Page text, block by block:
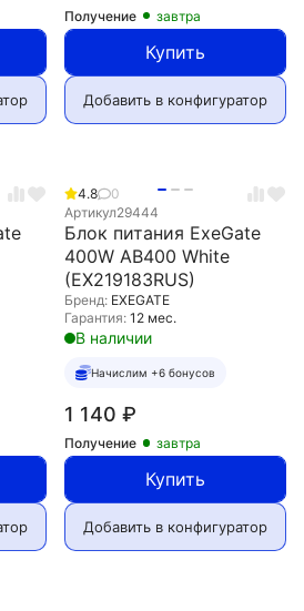
Получение завтра
Купить
Добавить в конфигуратор
4.8
0
Артикул29444
Блок питания ExeGate
400W AB400 White
(EX219183RUS)
Бренд: EXEGATE
Гарантия: 12 мес.
В наличии
Начислим +6 бонусов
1 140 ₽
Получение завтра
Купить
Добавить в конфигуратор